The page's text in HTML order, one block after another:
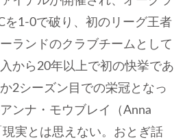
を1-0で破り、初のリーグ王者
ランドのクラブチームとして
から20年以上で初の快挙であ
2シーズン目での栄冠となっ
ンナ・モウブレイ（Anna
実とは思えない。おとぎ話